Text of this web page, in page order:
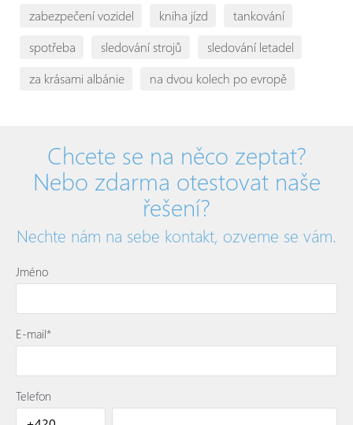
zabezpečení vozidel
kniha jízd
tankování
spotřeba
sledování strojů
sledování letadel
za krásami albánie
na dvou kolech po evropě
Chcete se na něco zeptat?
Nebo zdarma otestovat naše
řešení?
Nechte nám na sebe kontakt, ozveme se vám.
Jméno
E-mail*
Telefon